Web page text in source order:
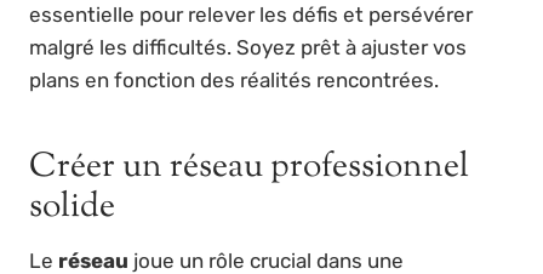
essentielle pour relever les défis et persévérer
malgré les difficultés. Soyez prêt à ajuster vos
plans en fonction des réalités rencontrées.
Créer un réseau professionnel
solide
Le réseau joue un rôle crucial dans une